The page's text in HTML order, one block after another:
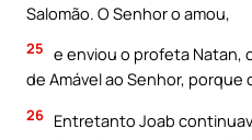
Salomão. O Senhor o amou,
25 e enviou o profeta Natan,
de Amável ao Senhor, porque
26 Entretanto Joab